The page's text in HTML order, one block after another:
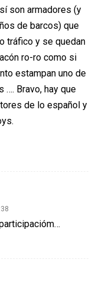
son armadores (y
de barcos) que
tráfico y se quedan
ro-ro como si
estampan uno de
…. Bravo, hay que
de lo español y